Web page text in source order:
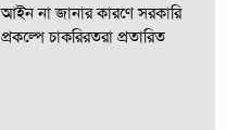
আইন না জানার কারণে সরকারি
প্রকল্পে চাকরিরতরা প্রতারিত